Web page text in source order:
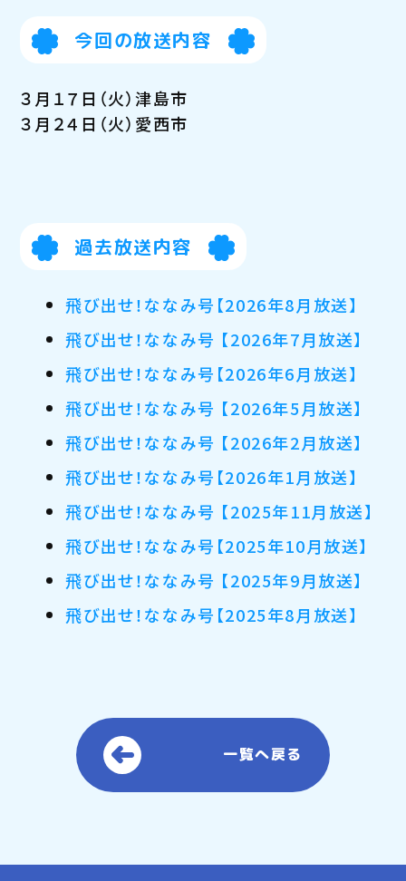
今回の放送内容
３月１７日（火）津島市
３月２４日（火）愛西市
過去放送内容
飛び出せ！ななみ号【2026年8月放送】
飛び出せ！ななみ号 【2026年7月放送】
飛び出せ！ななみ号【2026年6月放送】
飛び出せ！ななみ号 【2026年5月放送】
飛び出せ！ななみ号 【2026年2月放送】
飛び出せ！ななみ号【2026年1月放送】
飛び出せ！ななみ号 【2025年11月放送】
飛び出せ！ななみ号【2025年10月放送】
飛び出せ！ななみ号 【2025年9月放送】
飛び出せ！ななみ号【2025年8月放送】
一覧へ戻る